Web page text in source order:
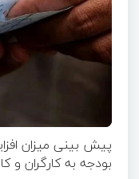
بودجه به کارگران و